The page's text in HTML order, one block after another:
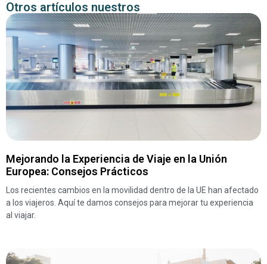
Otros artículos nuestros
Mejorando la Experiencia de Viaje en la Unión
Europea: Consejos Prácticos
Los recientes cambios en la movilidad dentro de la UE han afectado
a los viajeros. Aquí te damos consejos para mejorar tu experiencia
al viajar.